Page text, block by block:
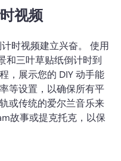
视频
时视频建立兴奋。 使用
和三叶草贴纸倒计时到
，展示您的 DIY 动手能
等设置，以确保所有平
或传统的爱尔兰音乐来
故事或提克托克，以保